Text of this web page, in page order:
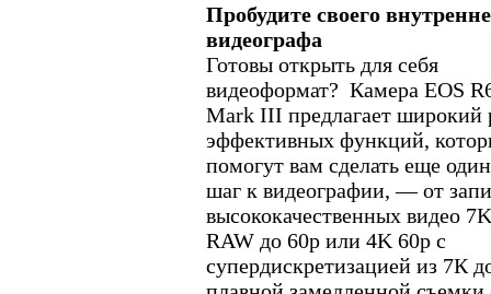
Пробудите своего
видеографа
Готовы открыть для себя
видеоформат? Камера EOS
Mark III предлагает широкий
эффективных функций,
помогут вам сделать еще один
шаг к видеографии, — от
высококачественных видео 7K
RAW до 60p или 4K 60p с
супердискретизацией из 7К